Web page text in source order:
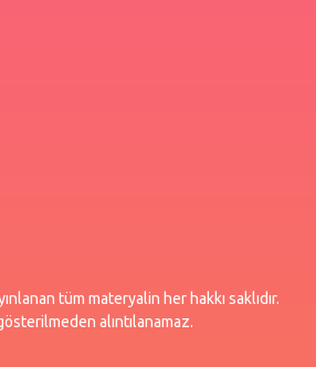
tüm materyalin her hakkı saklıdır.
alıntılanamaz.